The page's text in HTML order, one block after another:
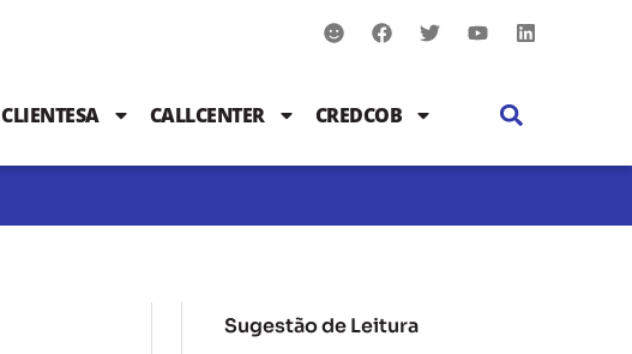
S
m
e
F
a
b
o
k
T
w
e
Y
o
L
i
n
CLIENTESA CALLCENTER CREDCOB
Sugestão de Leitura